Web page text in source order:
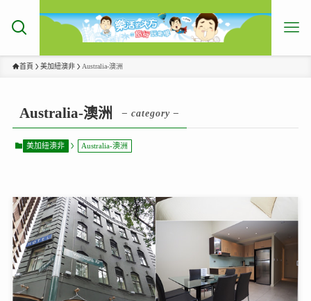
首頁 美加紐澳非 Australia-澳洲
Australia-澳洲 – category –
美加紐澳非 Australia-澳洲